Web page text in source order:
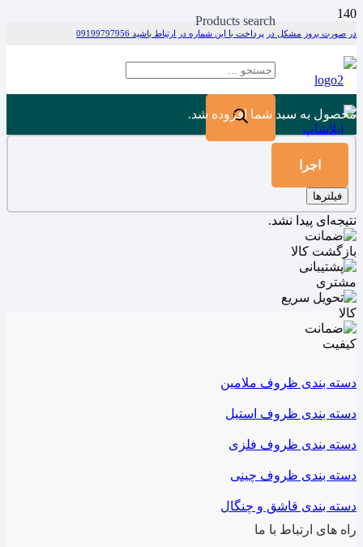
در صورت بروز مشکل در پرداخت با این شماره در ارتباط باشید 09199797956
Products search
محصول به سبد شما افزوده شد.
اجرا
فیلترها
نتیجه‌ای پیدا نشد.
دسته بندی ظروف ملامین
دسته بندی ظروف استیل
دسته بندی ظروف فلزی
دسته بندی ظروف چینی
دسته بندی قاشق و چنگال
راه های ارتباط با ما